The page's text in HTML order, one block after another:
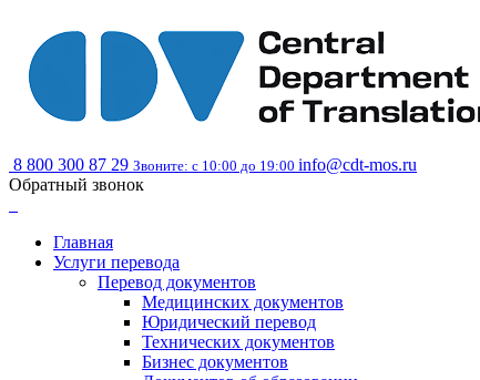
8 800 300 87 29 Звоните: с 10:00 до 19:00 info@cdt-mos.ru
Обратный звонок
Главная
Услуги перевода
Перевод документов
Медицинских документов
Юридический перевод
Технических документов
Бизнес документов